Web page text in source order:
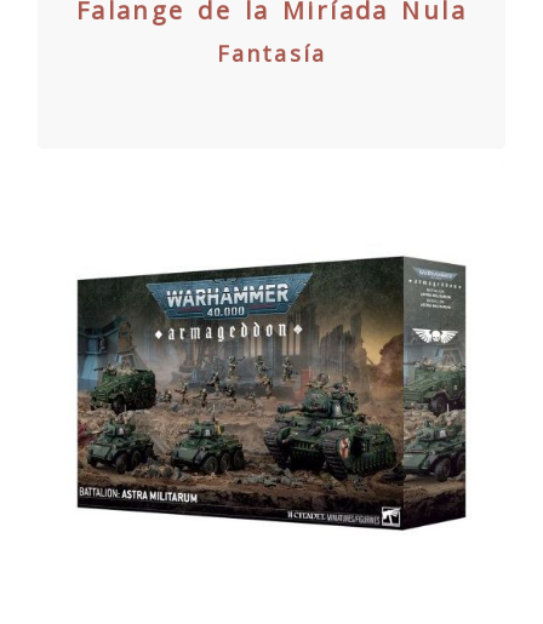
Falange de la Miríada Nula
Fantasía